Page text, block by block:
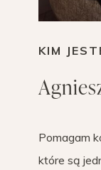
KIM
Pomagam
które są